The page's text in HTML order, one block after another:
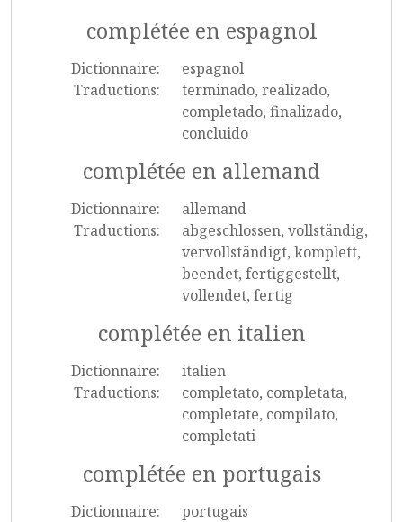
complétée en espagnol
Dictionnaire:
espagnol
Traductions:
terminado, realizado,
completado, finalizado,
concluido
complétée en allemand
Dictionnaire:
allemand
Traductions:
abgeschlossen, vollständig,
vervollständigt, komplett,
beendet, fertiggestellt,
vollendet, fertig
complétée en italien
Dictionnaire:
italien
Traductions:
completato, completata,
completate, compilato,
completati
complétée en portugais
Dictionnaire:
portugais